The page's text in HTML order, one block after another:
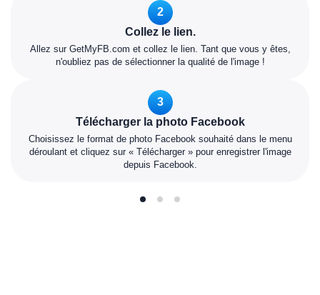
2
Collez le lien.
Allez sur GetMyFB.com et collez le lien. Tant que vous y êtes,
n'oubliez pas de sélectionner la qualité de l'image !
3
Télécharger la photo Facebook
Choisissez le format de photo Facebook souhaité dans le menu
déroulant et cliquez sur « Télécharger » pour enregistrer l'image
depuis Facebook.